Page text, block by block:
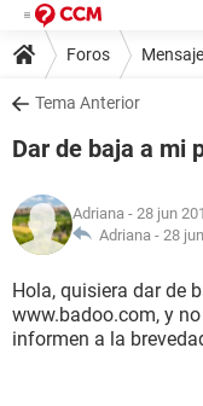
Foros
Tema Anterior
Dar de baja a mi
Adriana - 28 jun
Adriana - 28
Hola, quisiera dar de
www.badoo.com, y
informen a la